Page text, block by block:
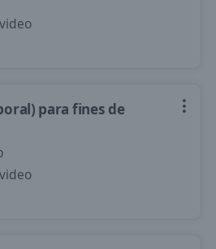
para fines de